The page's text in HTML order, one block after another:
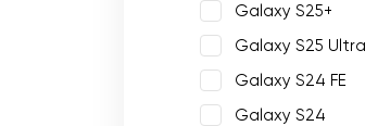
Galaxy S25+
Galaxy S25 Ultra
Galaxy S24 FE
Galaxy S24